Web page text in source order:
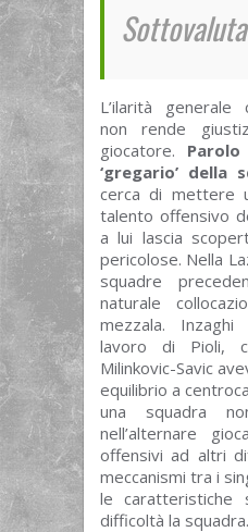
L’ilarità generale
non rende
giocatore.
‘gregario’ della
cerca di mettere
talento offensivo
a lui lascia
pericolose. Nella
squadre
naturale
mezzala.
lavoro di Pioli,
Milinkovic-Savic
equilibrio a
una squadra
nell’alternare
offensivi ad altri
meccanismi tra i
le caratteristiche
difficoltà la squadra.